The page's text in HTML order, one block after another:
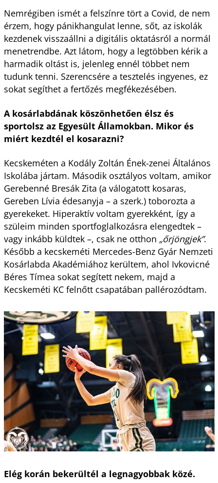
Nemrégiben ismét a felszínre tört a Covid, de nem
érzem, hogy pánikhangulat lenne, sőt, az iskolák
kezdenek visszaállni a digitális oktatásról a normál
menetrendbe. Azt látom, hogy a legtöbben kérik a
harmadik oltást is, jelenleg ennél többet nem
tudunk tenni. Szerencsére a tesztelés ingyenes, ez
sokat segíthet a fertőzés megfékezésében.
A kosárlabdának köszönhetően élsz és
sportolsz az Egyesült Államokban. Mikor és
miért kezdtél el kosarazni?
Kecskeméten a Kodály Zoltán Ének-zenei Általános
Iskolába jártam. Második osztályos voltam, amikor
Gerebenné Bresák Zita (a válogatott kosaras,
Gereben Lívia édesanyja – a szerk.) toborozta a
gyerekeket. Hiperaktív voltam gyerekként, így a
szüleim minden sportfoglalkozásra elengedtek –
vagy inkább küldtek –, csak ne otthon „őrjöngjek”.
Később a kecskeméti Mercedes-Benz Gyár Nemzeti
Kosárlabda Akadémiához kerültem, ahol Ivkovicné
Béres Tímea sokat segített nekem, majd a
Kecskeméti KC felnőtt csapatában pallérozódtam.
Elég korán bekerültél a legnagyobbak közé.